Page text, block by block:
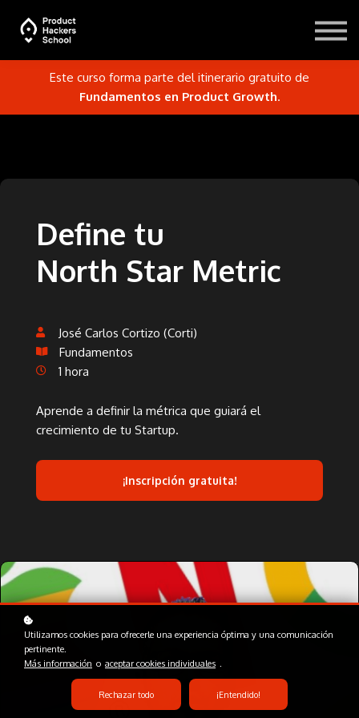
Iniciar sesión
Este curso forma parte del itinerario gratuito de
Fundamentos en Product Growth.
Define tu
North Star Metric
José Carlos Cortizo (Corti)
Fundamentos
1 hora
Aprende a definir la métrica que guiará el
crecimiento de tu Startup.
¡Inscripción gratuita!
Utilizamos cookies para ofrecerle una experiencia óptima y una comunicación
pertinente.
Más información o aceptar cookies individuales .
Rechazar todo ¡Entendido!